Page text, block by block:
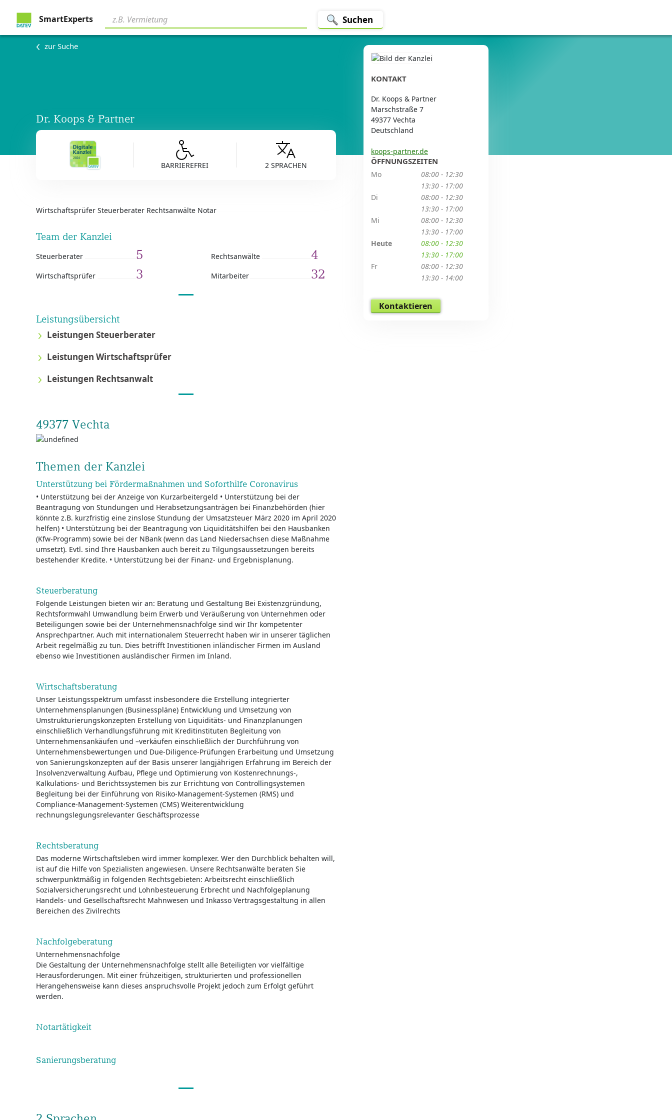
SmartExperts Suchen
zur Suche
Dr. Koops & Partner
BARRIEREFREI 2 SPRACHEN
Wirtschaftsprüfer Steuerberater Rechtsanwälte Notar
Team der Kanzlei
Steuerberater 5 Rechtsanwälte 4
Wirtschaftsprüfer 3 Mitarbeiter 32
Leistungsübersicht
Leistungen Steuerberater
Leistungen Wirtschaftsprüfer
Leistungen Rechtsanwalt
49377 Vechta
Themen der Kanzlei
Unterstützung bei Fördermaßnahmen und Soforthilfe Coronavirus
• Unterstützung bei der Anzeige von Kurzarbeitergeld • Unterstützung bei der
Beantragung von Stundungen und Herabsetzungsanträgen bei Finanzbehörden (hier
könnte z.B. kurzfristig eine zinslose Stundung der Umsatzsteuer März 2020 im April 2020
helfen) • Unterstützung bei der Beantragung von Liquiditätshilfen bei den Hausbanken
(Kfw-Programm) sowie bei der NBank (wenn das Land Niedersachsen diese Maßnahme
umsetzt). Evtl. sind Ihre Hausbanken auch bereit zu Tilgungsaussetzungen bereits
bestehender Kredite. • Unterstützung bei der Finanz- und Ergebnisplanung.
Steuerberatung
Folgende Leistungen bieten wir an: Beratung und Gestaltung Bei Existenzgründung,
Rechtsformwahl Umwandlung beim Erwerb und Veräußerung von Unternehmen oder
Beteiligungen sowie bei der Unternehmensnachfolge sind wir Ihr kompetenter
Ansprechpartner. Auch mit internationalem Steuerrecht haben wir in unserer täglichen
Arbeit regelmäßig zu tun. Dies betrifft Investitionen inländischer Firmen im Ausland
ebenso wie Investitionen ausländischer Firmen im Inland.
Wirtschaftsberatung
Unser Leistungsspektrum umfasst insbesondere die Erstellung integrierter
Unternehmensplanungen (Businesspläne) Entwicklung und Umsetzung von
Umstrukturierungskonzepten Erstellung von Liquiditäts- und Finanzplanungen
einschließlich Verhandlungsführung mit Kreditinstituten Begleitung von
Unternehmensankäufen und –verkäufen einschließlich der Durchführung von
Unternehmensbewertungen und Due-Diligence-Prüfungen Erarbeitung und Umsetzung
von Sanierungskonzepten auf der Basis unserer langjährigen Erfahrung im Bereich der
Insolvenzverwaltung Aufbau, Pflege und Optimierung von Kostenrechnungs-,
Kalkulations- und Berichtssystemen bis zur Errichtung von Controllingsystemen
Begleitung bei der Einführung von Risiko-Management-Systemen (RMS) und
Compliance-Management-Systemen (CMS) Weiterentwicklung
rechnungslegungsrelevanter Geschäftsprozesse
Rechtsberatung
Das moderne Wirtschaftsleben wird immer komplexer. Wer den Durchblick behalten will,
ist auf die Hilfe von Spezialisten angewiesen. Unsere Rechtsanwälte beraten Sie
schwerpunktmäßig in folgenden Rechtsgebieten: Arbeitsrecht einschließlich
Sozialversicherungsrecht und Lohnbesteuerung Erbrecht und Nachfolgeplanung
Handels- und Gesellschaftsrecht Mahnwesen und Inkasso Vertragsgestaltung in allen
Bereichen des Zivilrechts
Nachfolgeberatung
Unternehmensnachfolge
Die Gestaltung der Unternehmensnachfolge stellt alle Beteiligten vor vielfältige
Herausforderungen. Mit einer frühzeitigen, strukturierten und professionellen
Herangehensweise kann dieses anspruchsvolle Projekt jedoch zum Erfolgt geführt
werden.
Notartätigkeit
Sanierungsberatung
KONTAKT
Dr. Koops & Partner
Marschstraße 7
49377 Vechta
Deutschland
koops-partner.de
ÖFFNUNGSZEITEN
Mo
08:00 - 12:30
13:30 - 17:00
Di
08:00 - 12:30
13:30 - 17:00
Mi
08:00 - 12:30
13:30 - 17:00
Heute
08:00 - 12:30
13:30 - 17:00
Fr
08:00 - 12:30
13:30 - 14:00
Kontaktieren